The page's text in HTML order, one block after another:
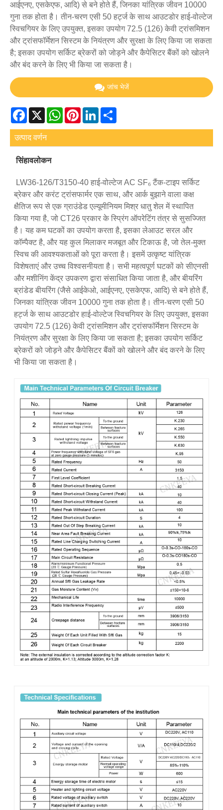
आईएनए, एसकेएफ, आदि) से बने होते हैं, जिनका यांत्रिक जीवन 10000
गुना तक होता है। तीन-चरण एसी 50 हर्ट्ज के साथ आउटडोर हाई-वोल्टेज
स्विचगियर के लिए उपयुक्त, इसका उपयोग 72.5 (126) केवी ट्रांसमिशन
और ट्रांसफॉर्मेशन सिस्टम के नियंत्रण और सुरक्षा के लिए किया जा सकता
है; इसका उपयोग सर्किट ब्रेकरों को जोड़ने और कैपेसिटर बैंकों को खोलने
और बंद करने के लिए भी किया जा सकता है।
जांच भेजें
Facebook
X WhatsApp
PinterestLinkedIn
उत्पाद वर्णन
सिंहावलोकन
LW36-126/T3150-40 हाई-वोल्टेज AC SF₆ टैंक-टाइप सर्किट
ब्रेकर और करंट ट्रांसफार्मर एक साथ, और आर्क बुझाने वाला कक्ष
क्षैतिज रूप से एक ग्राउंडेड एल्यूमीनियम मिश्र धातु शेल में स्थापित
किया गया है, जो CT26 प्रकार के स्प्रिंग ऑपरेटिंग तंत्र से सुसज्जित
है। यह कम घटकों का उपयोग करता है, इसका लेआउट सरल और
कॉम्पैक्ट है, और यह कुल मिलाकर मजबूत और टिकाऊ है, जो तेल-मुक्त
स्विच की आवश्यकताओं को पूरा करता है। इसमें उत्कृष्ट यांत्रिक
विशेषताएं और उच्च विश्वसनीयता है। सभी महत्वपूर्ण घटकों को सीएनसी
और मशीनिंग केंद्र उपकरण द्वारा संसाधित किया जाता है, और बीयरिंग
ब्रांडेड बीयरिंग (जैसे आईकेओ, आईएनए, एसकेएफ, आदि) से बने होते हैं,
जिनका यांत्रिक जीवन 10000 गुना तक होता है। तीन-चरण एसी 50
हर्ट्ज के साथ आउटडोर हाई-वोल्टेज स्विचगियर के लिए उपयुक्त, इसका
उपयोग 72.5 (126) केवी ट्रांसमिशन और ट्रांसफॉर्मेशन सिस्टम के
नियंत्रण और सुरक्षा के लिए किया जा सकता है; इसका उपयोग सर्किट
ब्रेकरों को जोड़ने और कैपेसिटर बैंकों को खोलने और बंद करने के लिए
भी किया जा सकता है।